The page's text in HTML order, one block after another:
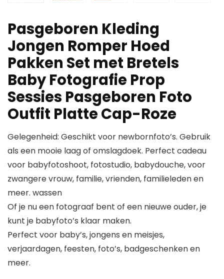
Pasgeboren Kleding
Jongen Romper Hoed
Pakken Set met Bretels
Baby Fotografie Prop
Sessies Pasgeboren Foto
Outfit Platte Cap-Roze
Gelegenheid: Geschikt voor newbornfoto’s. Gebruik
als een mooie laag of omslagdoek. Perfect cadeau
voor babyfotoshoot, fotostudio, babydouche, voor
zwangere vrouw, familie, vrienden, familieleden en
meer. wassen
Of je nu een fotograaf bent of een nieuwe ouder, je
kunt je babyfoto’s klaar maken.
Perfect voor baby’s, jongens en meisjes,
verjaardagen, feesten, foto’s, badgeschenken en
meer.